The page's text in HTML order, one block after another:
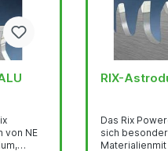
RIX-
Das Rix
sich